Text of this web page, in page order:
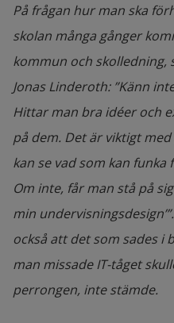
På frågan hur man ska
skolan många gånger
kommun och skolledning,
Jonas Linderoth: ”Känn
Hittar man bra idéer och
på dem. Det är viktigt
kan se vad som kan funka
Om inte, får man stå på
min
också att det som sades i
man missade IT-tåget
perrongen, inte stämde.